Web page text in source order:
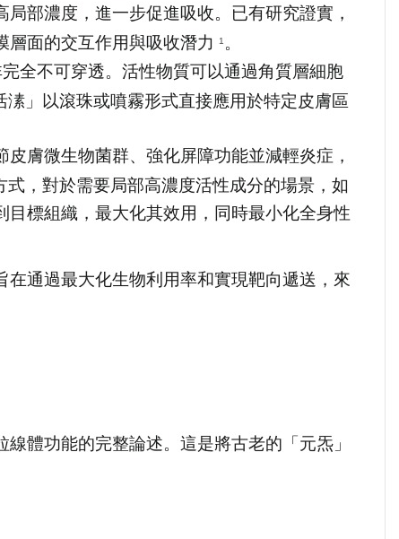
部濃度，進一步促進吸收。已有研究證實，
層面的交互作用與吸收潛力
1 。
全不可穿透。活性物質可以通過角質層細胞
溸」以滾珠或噴霧形式直接應用於特定皮膚區
膚微生物菌群、強化屏障功能並減輕炎症，
式，對於需要局部高濃度活性成分的場景，如
標組織，最大化其效用，同時最小化全身性
通過最大化生物利用率和實現靶向遞送，來
體功能的完整論述。這是將古老的「元炁」